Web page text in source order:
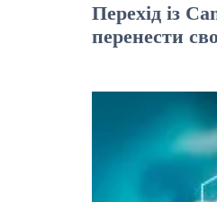
Перехід із
перенести